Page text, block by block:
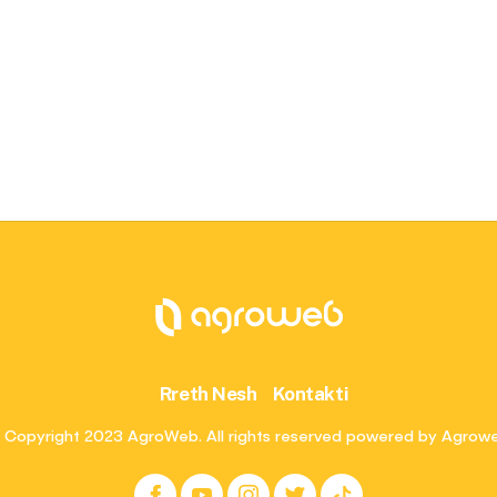
Rreth Nesh Kontakti
2023 AgroWeb. All rights reserved powered by